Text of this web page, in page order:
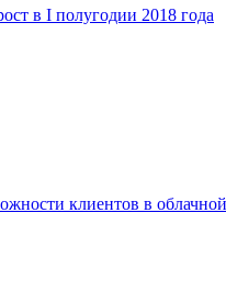
в I полугодии 2018 года
клиентов в